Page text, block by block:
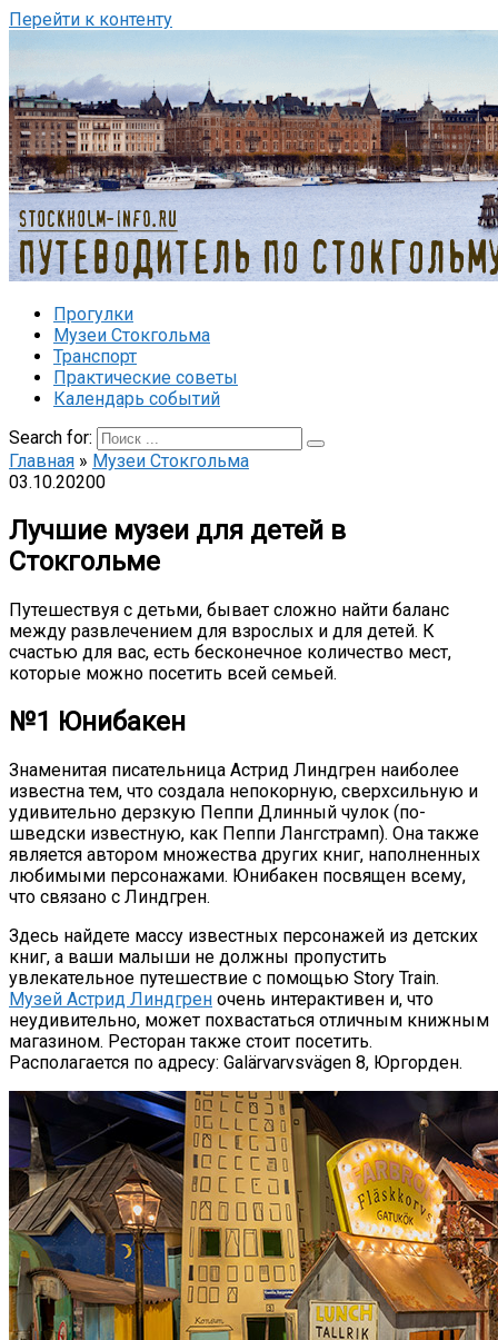
Перейти к контенту
Прогулки
Музеи Стокгольма
Транспорт
Практические советы
Календарь событий
Search for:
Главная » Музеи Стокгольма
03.10.20200
Лучшие музеи для детей в
Стокгольме
Путешествуя с детьми, бывает сложно найти баланс
между развлечением для взрослых и для детей. К
счастью для вас, есть бесконечное количество мест,
которые можно посетить всей семьей.
№1 Юнибакен
Знаменитая писательница Астрид Линдгрен наиболее
известна тем, что создала непокорную, сверхсильную и
удивительно дерзкую Пеппи Длинный чулок (по-
шведски известную, как Пеппи Лангстрамп). Она также
является автором множества других книг, наполненных
любимыми персонажами. Юнибакен посвящен всему,
что связано с Линдгрен.
Здесь найдете массу известных персонажей из детских
книг, а ваши малыши не должны пропустить
увлекательное путешествие с помощью Story Train.
Музей Астрид Линдгрен очень интерактивен и, что
неудивительно, может похвастаться отличным книжным
магазином. Ресторан также стоит посетить.
Располагается по адресу: Galärvarvsvägen 8, Юргорден.